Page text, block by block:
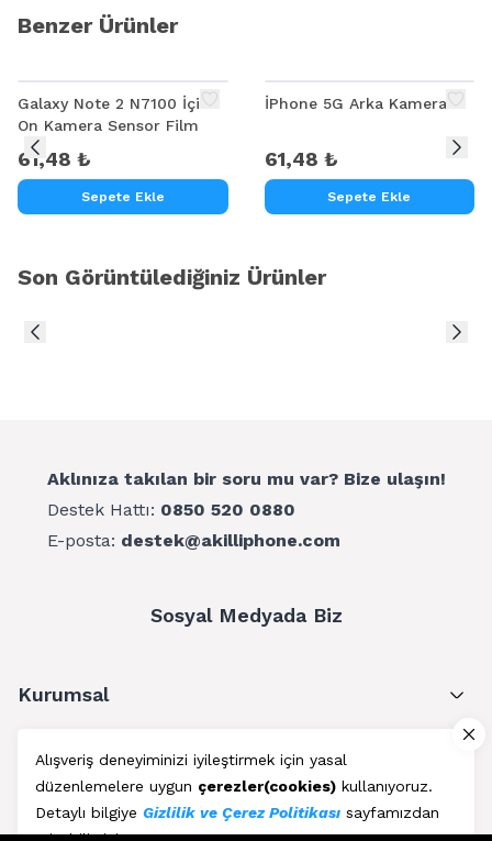
Alışveriş deneyiminizi iyileştirmek için yasal
düzenlemelere uygun çerezler(cookies) kullanıyoruz.
Detaylı bilgiye Gizlilik ve Çerez Politikası sayfamızdan
Benzer Ürünler
Galaxy Note 2 N7100 İçin
On Kamera Sensor Film
61,48 ₺
Sepete Ekle
İPhone 5G Arka Kamera
61,48 ₺
Sepete Ekle
Son Görüntülediğiniz Ürünler
Aklınıza takılan bir soru mu var? Bize ulaşın!
Destek Hattı: 0850 520 0880
E-posta: destek@akilliphone.com
Sosyal Medyada Biz
Kurumsal
Müşteri Hizmetleri
Üyelik